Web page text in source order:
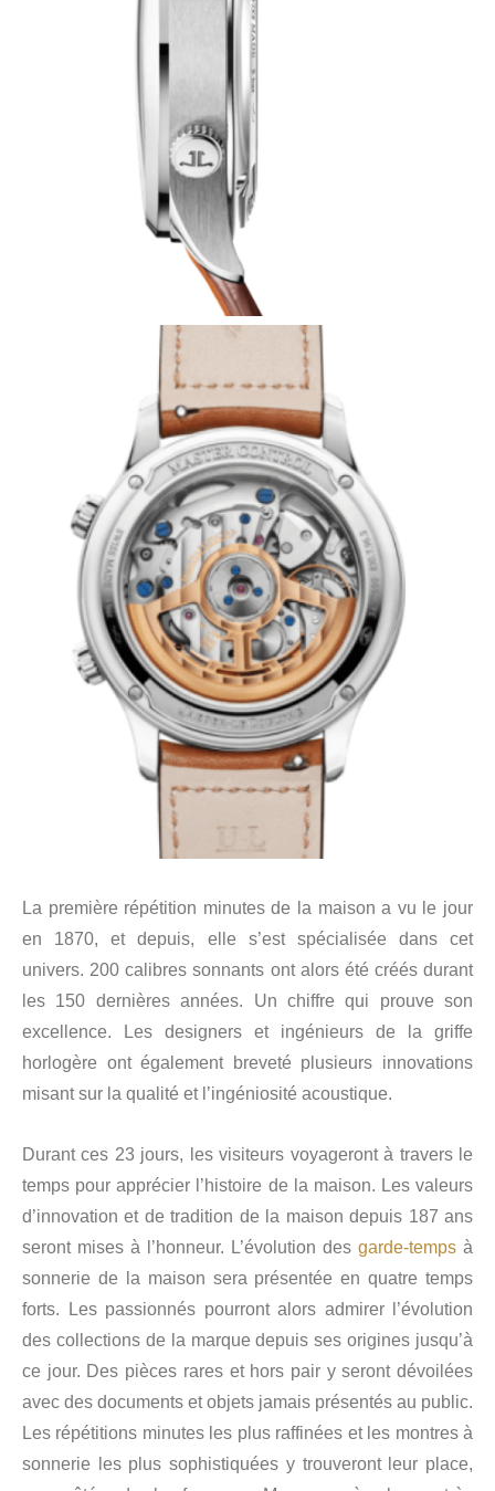
La première répétition minutes de la maison a vu le jour
en 1870, et depuis, elle s’est spécialisée dans cet
univers. 200 calibres sonnants ont alors été créés durant
les 150 dernières années. Un chiffre qui prouve son
excellence. Les designers et ingénieurs de la griffe
horlogère ont également breveté plusieurs innovations
misant sur la qualité et l’ingéniosité acoustique.
Durant ces 23 jours, les visiteurs voyageront à travers le
temps pour apprécier l’histoire de la maison. Les valeurs
d’innovation et de tradition de la maison depuis 187 ans
seront mises à l’honneur. L’évolution des garde-temps à
sonnerie de la maison sera présentée en quatre temps
forts. Les passionnés pourront alors admirer l’évolution
des collections de la marque depuis ses origines jusqu’à
ce jour. Des pièces rares et hors pair y seront dévoilées
avec des documents et objets jamais présentés au public.
Les répétitions minutes les plus raffinées et les montres à
sonnerie les plus sophistiquées y trouveront leur place,